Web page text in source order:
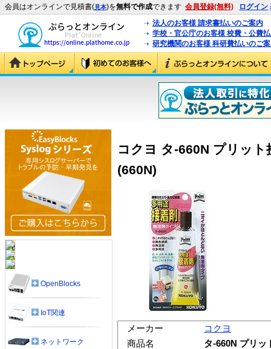
会員はオンラインで見積書(見本)を無料で作成できます 会員登録(無料) ログイン
法人のお客様 請求書払いのご案内
学校・官公庁のお客様 校費・公費
研究機関のお客様 科研費払いのご
コクヨ タ-660N プリッ
(660N)
メーカー
コクヨ
商品名
タ-660N プリッ
OpenBlocks
IoT関連
ネットワーク